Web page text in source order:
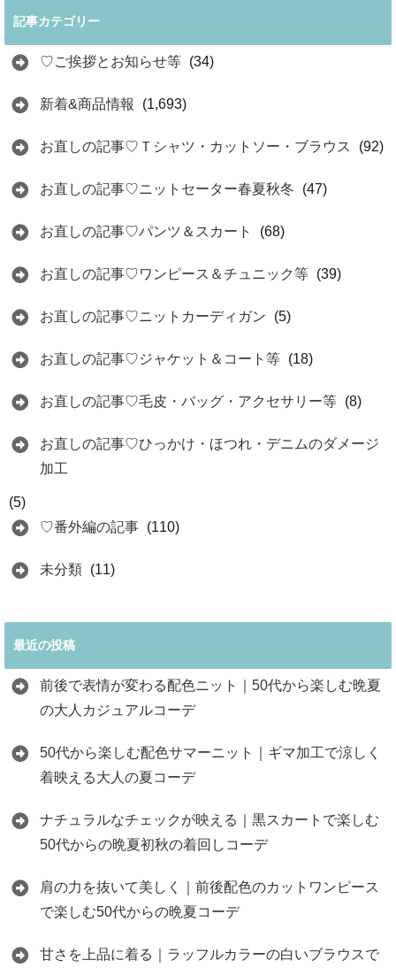
記事カテゴリー
♡ご挨拶とお知らせ等 (34)
新着&商品情報 (1,693)
お直しの記事♡Ｔシャツ・カットソー・ブラウス (92)
お直しの記事♡ニットセーター春夏秋冬 (47)
お直しの記事♡パンツ＆スカート (68)
お直しの記事♡ワンピース＆チュニック等 (39)
お直しの記事♡ニットカーディガン (5)
お直しの記事♡ジャケット＆コート等 (18)
お直しの記事♡毛皮・バッグ・アクセサリー等 (8)
お直しの記事♡ひっかけ・ほつれ・デニムのダメージ
加工
(5)
♡番外編の記事 (110)
未分類 (11)
最近の投稿
前後で表情が変わる配色ニット｜50代から楽しむ晩夏
の大人カジュアルコーデ
50代から楽しむ配色サマーニット｜ギマ加工で涼しく
着映える大人の夏コーデ
ナチュラルなチェックが映える｜黒スカートで楽しむ
50代からの晩夏初秋の着回しコーデ
肩の力を抜いて美しく｜前後配色のカットワンピース
で楽しむ50代からの晩夏コーデ
甘さを上品に着る｜ラッフルカラーの白いブラウスで